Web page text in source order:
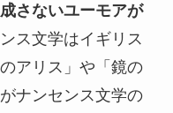
さないユーモアが
ス文学はイギリス
アリス」や「鏡の
ナンセンス文学の